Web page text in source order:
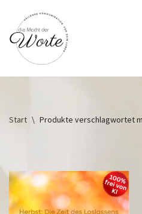
Zum
Inhalt
springen
Start \ Produkte verschlagwortet